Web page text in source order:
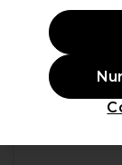
ANGEBOT